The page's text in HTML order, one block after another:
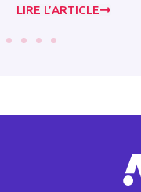
LIRE L’ARTICLE